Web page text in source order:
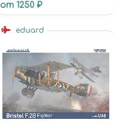
от 1250 ₽
eduard